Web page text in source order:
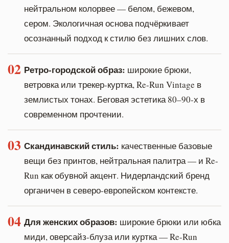
нейтральном колорвее — белом, бежевом,
сером. Экологичная основа подчёркивает
осознанный подход к стилю без лишних слов.
02 Ретро-городской образ: широкие брюки,
ветровка или трекер-куртка, Re-Run Vintage в
землистых тонах. Беговая эстетика 80–90-х в
современном прочтении.
03 Скандинавский стиль: качественные базовые
вещи без принтов, нейтральная палитра — и Re-
Run как обувной акцент. Нидерландский бренд
органичен в северо-европейском контексте.
04 Для женских образов: широкие брюки или юбка
миди, оверсайз-блуза или куртка — Re-Run